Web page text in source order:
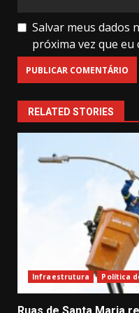
Salvar meus dados
próxima vez que eu
RELATED STORIES
Infraestrutura Política